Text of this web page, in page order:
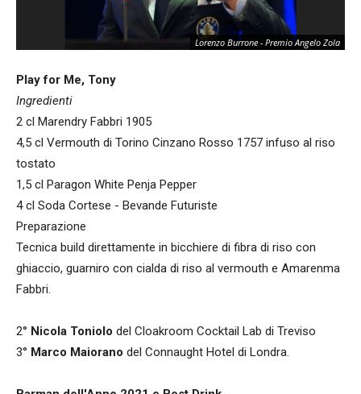
Lorenzo Burrone - Premio Angelo Zola
Play for Me, Tony
Ingredienti
2 cl Marendry Fabbri 1905
4,5 cl Vermouth di Torino Cinzano Rosso 1757 infuso al riso
tostato
1,5 cl Paragon White Penja Pepper
4 cl Soda Cortese - Bevande Futuriste
Preparazione
Tecnica build direttamente in bicchiere di fibra di riso con
ghiaccio, guarniro con cialda di riso al vermouth e Amarenma
Fabbri.
2° Nicola Toniolo del Cloakroom Cocktail Lab di Treviso
3° Marco Maiorano del Connaught Hotel di Londra.